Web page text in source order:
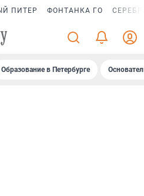
ПИТЕР ФОНТАНКА ГО
Образование в Петербурге